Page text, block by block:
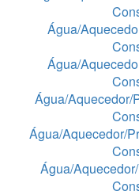
Água/
Água/
Água/Aquecedor/
Água/Aquecedor/
Água/